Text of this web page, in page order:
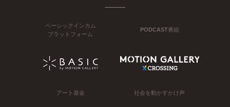
ベーシックインカム
プラットフォーム
PODCAST番組
アート基金 社会を動かすかけ声